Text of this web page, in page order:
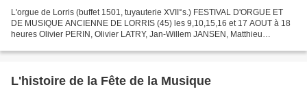
L'orgue de Lorris (buffet 1501, tuyauterie XVII°s.) FESTIVAL D'ORGUE ET
DE MUSIQUE ANCIENNE DE LORRIS (45) les 9,10,15,16 et 17 AOUT à 18
heures Olivier PERIN, Olivier LATRY, Jan-Willem JANSEN, Matthieu
L'histoire de la Fête de la Musique